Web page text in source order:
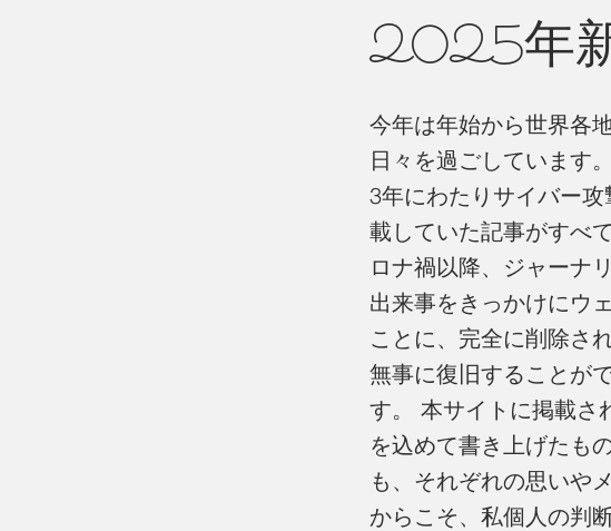
2025年
今年は年始から世界各
日々を過ごしています
3年にわたりサイバー
載していた記事がすべ
ロナ禍以降、ジャーナ
出来事をきっかけにウ
ことに、完全に削除さ
無事に復旧することが
す。 本サイトに掲載さ
を込めて書き上げたも
も、それぞれの思いや
からこそ、私個人の判